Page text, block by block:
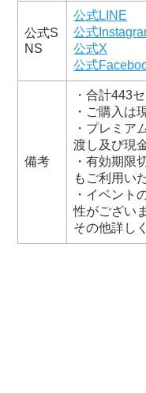
公式S
NS
公式LINE
公式
公式X
公式
備考
・合計443
・ご購入は
・プレミア
渡し及び現
・有効期限
もご利用い
・イベント
性がござい
その他詳し